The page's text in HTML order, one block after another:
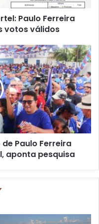
Paulo Ferreira
votos válidos
Paulo Ferreira
aponta pesquisa